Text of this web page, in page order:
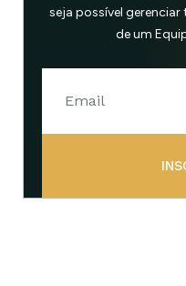
seja possível
de um